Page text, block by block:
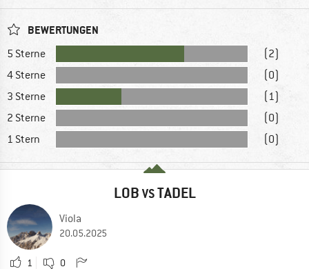
BEWERTUNGEN
5 Sterne
(2)
4 Sterne
(0)
3 Sterne
(1)
2 Sterne
(0)
1 Stern
(0)
LOB VSTADEL
Viola
20.05.2025
1 0